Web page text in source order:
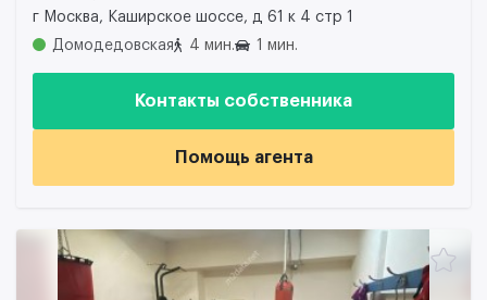
г Москва, Каширское шоссе, д 61 к 4 стр 1
Домодедовская
4 мин. 1 мин.
Контакты собственника
Помощь агента